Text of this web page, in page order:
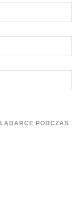
PODCZAS